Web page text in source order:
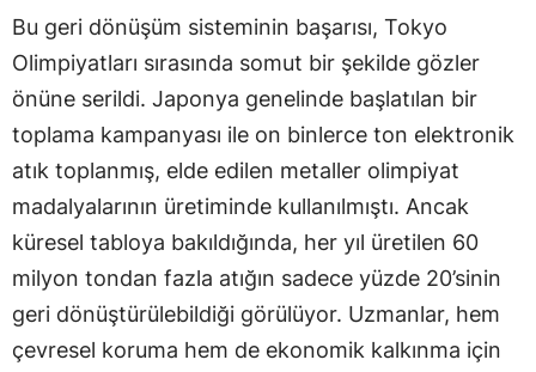
Bu geri dönüşüm sisteminin başarısı, Tokyo
Olimpiyatları sırasında somut bir şekilde gözler
önüne serildi. Japonya genelinde başlatılan bir
toplama kampanyası ile on binlerce ton elektronik
atık toplanmış, elde edilen metaller olimpiyat
madalyalarının üretiminde kullanılmıştı. Ancak
küresel tabloya bakıldığında, her yıl üretilen 60
milyon tondan fazla atığın sadece yüzde 20’sinin
geri dönüştürülebildiği görülüyor. Uzmanlar, hem
çevresel koruma hem de ekonomik kalkınma için